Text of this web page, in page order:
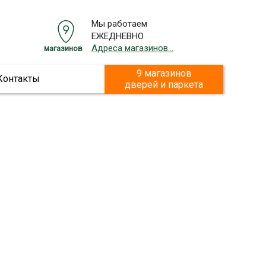
Мы работаем
ЕЖЕДНЕВНО
Адреса магазинов...
магазинов
9 магазинов
дверей и паркета